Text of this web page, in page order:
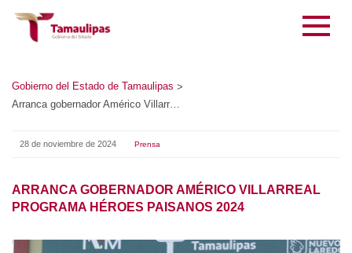
Gobierno del Estado de Tamaulipas>
Arranca gobernador Américo Villarreal Programa Héroes Paisanos 2024
28 de noviembre de 2024 Prensa
ARRANCA GOBERNADOR AMÉRICO VILLARREAL
PROGRAMA HÉROES PAISANOS 2024